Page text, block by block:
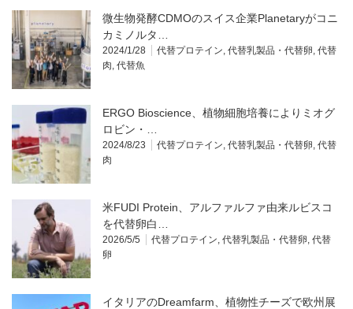
微生物発酵CDMOのスイス企業Planetaryがコニ
カミノルタ…
2024/1/28 代替プロテイン, 代替乳製品・代替卵, 代替
肉, 代替魚
ERGO Bioscience、植物細胞培養によりミオグ
ロビン・…
2024/8/23 代替プロテイン, 代替乳製品・代替卵, 代替
肉
米FUDI Protein、アルファルファ由来ルビスコ
を代替卵白…
2026/5/5 代替プロテイン, 代替乳製品・代替卵, 代替
卵
イタリアのDreamfarm、植物性チーズで欧州展